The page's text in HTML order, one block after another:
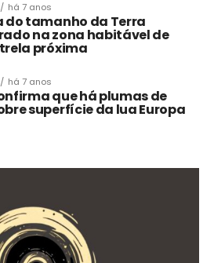
há 7 anos
do tamanho da Terra
na zona habitável de
próxima
há 7 anos
que há plumas de
superfície da lua Europa